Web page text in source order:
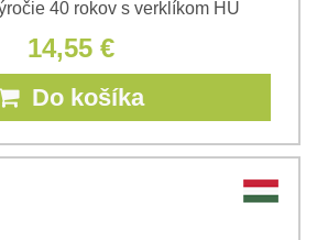
40 rokov s verklíkom HU
14,55 €
Do košíka